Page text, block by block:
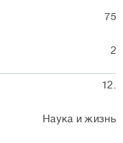
75
2
12.
Наука и жизнь